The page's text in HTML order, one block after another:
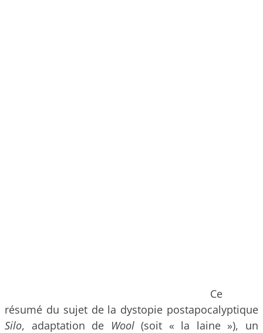
Ce
résumé du sujet de la dystopie postapocalyptique
Silo, adaptation de Wool(soit « la laine »), un